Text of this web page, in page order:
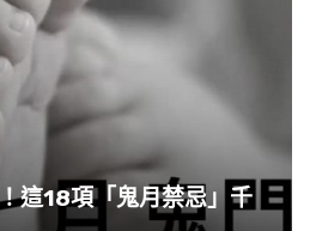
有被足夠重視，其實就是沒有
天恨地，還沒消融前世的果
去了。人，因緣而聚，因情而
這18項「鬼月禁忌」千